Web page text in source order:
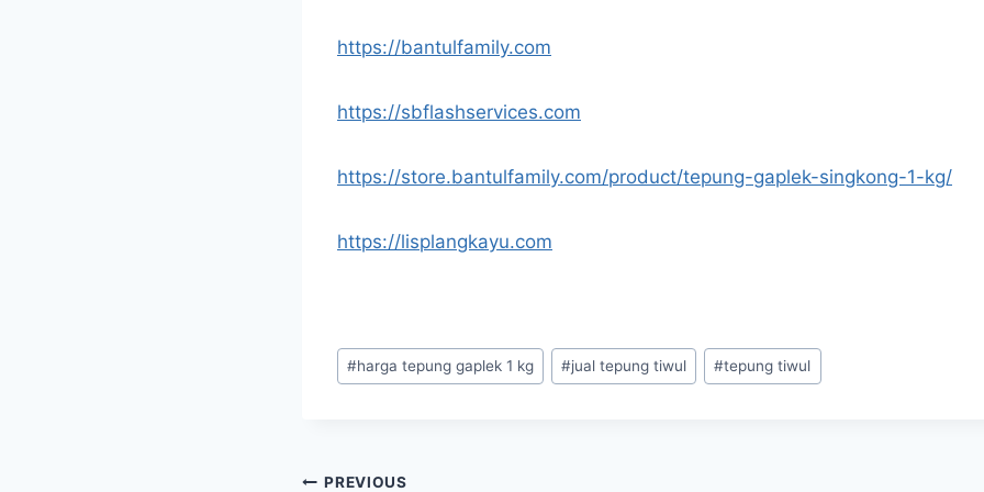
https://bantulfamily.com
https://sbflashservices.com
https://store.bantulfamily.com/product/tepung-gaplek-singkong-1-kg/
https://lisplangkayu.com
#harga tepung gaplek 1 kg #jual tepung tiwul #tepung tiwul
PREVIOUS